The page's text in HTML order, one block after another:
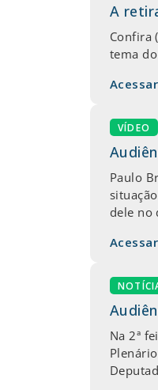
A
Confira
tema
VÍDEO
Paulo
dele no
Na 2ª